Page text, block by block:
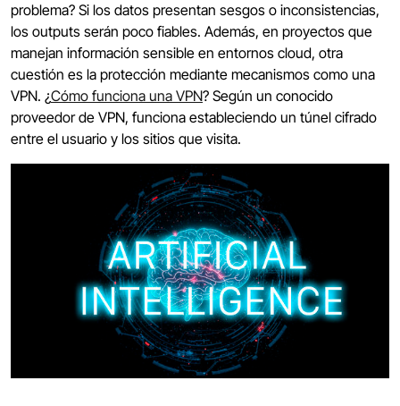
problema? Si los datos presentan sesgos o inconsistencias,
los outputs serán poco fiables. Además, en proyectos que
manejan información sensible en entornos cloud, otra
cuestión es la protección mediante mecanismos como una
VPN. ¿Cómo funciona una VPN? Según un conocido
proveedor de VPN, funciona estableciendo un túnel cifrado
entre el usuario y los sitios que visita.